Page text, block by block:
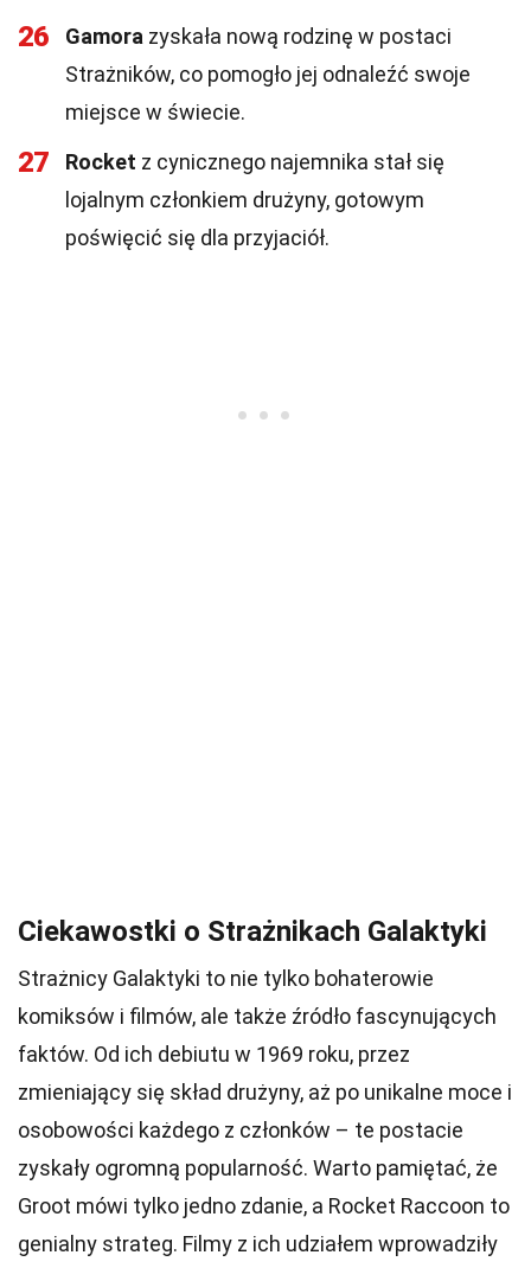
26 Gamora zyskała nową rodzinę w postaci
Strażników, co pomogło jej odnaleźć swoje
miejsce w świecie.
27 Rocket z cynicznego najemnika stał się
lojalnym członkiem drużyny, gotowym
poświęcić się dla przyjaciół.
Ciekawostki o Strażnikach Galaktyki
Strażnicy Galaktyki to nie tylko bohaterowie
komiksów i filmów, ale także źródło fascynujących
faktów. Od ich debiutu w 1969 roku, przez
zmieniający się skład drużyny, aż po unikalne moce i
osobowości każdego z członków – te postacie
zyskały ogromną popularność. Warto pamiętać, że
Groot mówi tylko jedno zdanie, a Rocket Raccoon to
genialny strateg. Filmy z ich udziałem wprowadziły